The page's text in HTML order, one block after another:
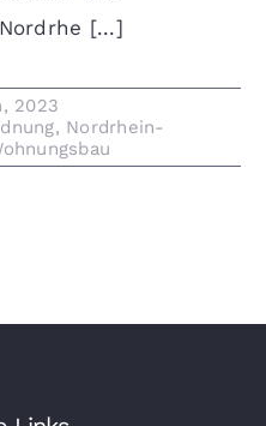
[...]
2023
, Nordrhein-